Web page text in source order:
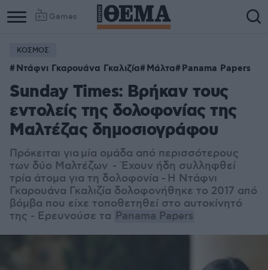
Games
ΚΟΣΜΟΣ
Ντάφνι Γκαρουάνα Γκαλιζία Μάλτα Panama Papers
Sunday Times: Βρήκαν τους
εντολείς της δολοφονίας της
Μαλτέζας δημοσιογράφου
Πρόκειται για μία ομάδα από περισσότερους
των δύο Μαλτέζων - Έχουν ήδη συλληφθεί
τρία άτομα για τη δολοφονία - Η Ντάφνι
Γκαρουάνα Γκαλιζία δολοφονήθηκε το 2017 από
βόμβα που είχε τοποθετηθεί στο αυτοκίνητό
της - Ερευνούσε τα Panama Papers